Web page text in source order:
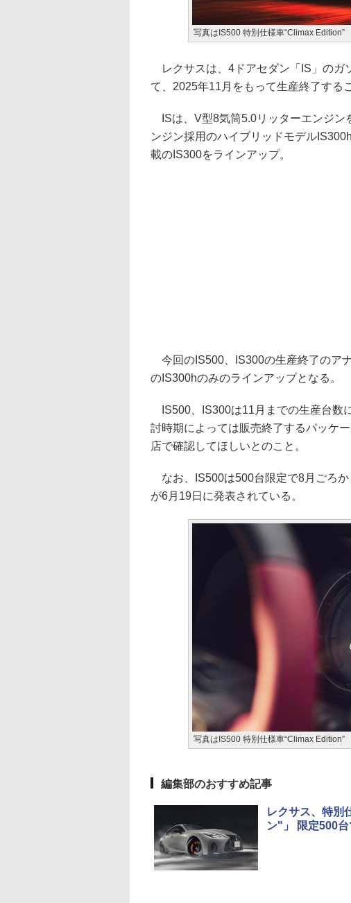
写真はIS500 特別仕様車“Climax Edition”
レクサスは、4ドアセダン「IS」のガ
て、2025年11月をもって生産終了する
ISは、V型8気筒5.0リッターエンジン
ンジン採用のハイブリッドモデル
載のIS300をラインアップ。
今回のIS500、IS300の生産終了のア
のIS300hのみのラインアップとなる。
IS500、IS300は11月までの生産台数
討時期によっては販売終了するパッケ
店で確認してほしいとのこと。
なお、IS500は500台限定で8月ごろ
が6月19日に発表されている。
写真はIS500 特別仕様車“Climax Edition”
編集部のおすすめ記事
レクサス、特別
ン"」 限定500